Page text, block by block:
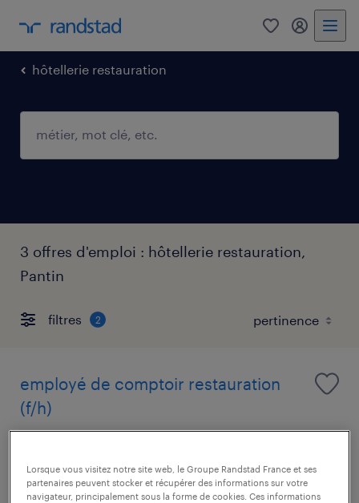
0 mon
hôtellerie restauration
3 offres d'emploi : hôtellerie restauration,
Pantin
filtres 2
employé de comptoir restauration
(f/h)
cdi
28 000 € par année
Lorsque vous visitez notre site web, le Groupe Randstad France et ses
partenaires peuvent stocker et récupérer des informations sur votre
navigateur, principalement sous la forme de cookies. Ces informations